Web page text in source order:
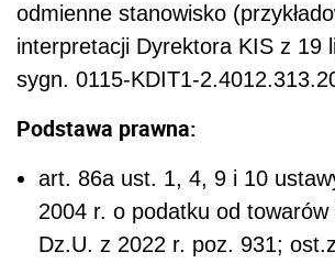
odmienne stanowisko
interpretacji Dyrektora KIS z 19
sygn. 0115-KDIT1-
Podstawa prawna:
art. 86a ust. 1, 4, 9 i 10
2004 r. o podatku od towarów
Dz.U. z 2022 r. poz. 931;